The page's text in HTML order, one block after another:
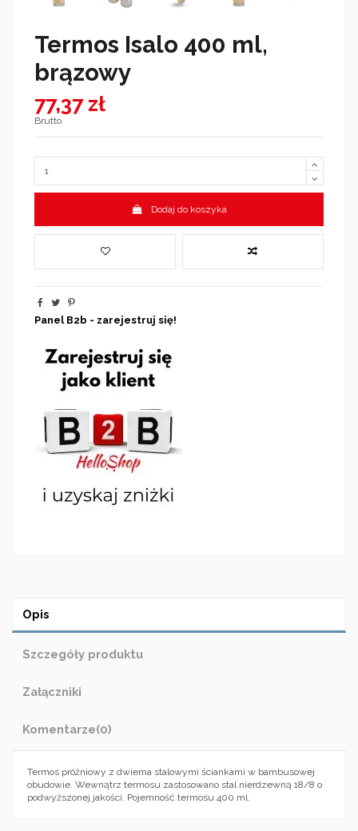
Termos Isalo 400 ml,
brązowy
77,37 zł
Brutto
Dodaj do koszyka
Panel B2b - zarejestruj się!
Opis
Szczegóły produktu
Załączniki
Komentarze(0)
Termos próżniowy z dwiema stalowymi ściankami w bambusowej
obudowie. Wewnątrz termosu zastosowano stal nierdzewną 18/8 o
podwyższonej jakości. Pojemność termosu 400 ml.